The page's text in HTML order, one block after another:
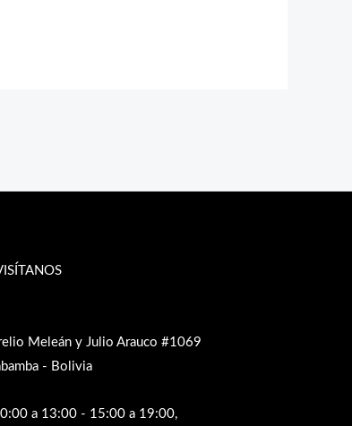
Meleán y Julio Arauco #1069
- Bolivia
a 13:00 - 15:00 a 19:00,